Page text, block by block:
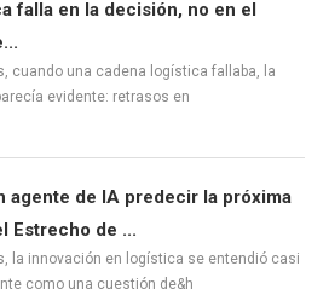
falla en la decisión, no en el
cuando una cadena logística fallaba, la
evidente: retrasos en
agente de IA predecir la próxima
Estrecho de ...
la innovación en logística se entendió casi
como una cuestión de&h